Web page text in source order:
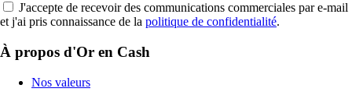
J'accepte de recevoir des communications commerciales par e-mail
et j'ai pris connaissance de la politique de confidentialité.
À propos d'Or en Cash
Nos valeurs